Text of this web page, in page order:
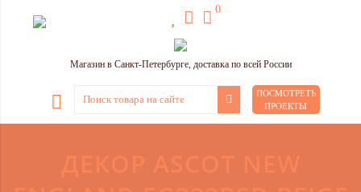
0
Магазин в Санкт-Петербурге, доставка по всей России
ПОСМОТРЕТЬ
ПРОЕКТЫ